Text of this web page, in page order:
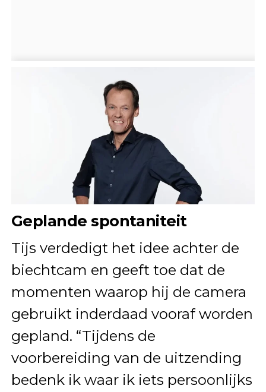
Geplande spontaniteit
Tijs verdedigt het idee achter de
biechtcam en geeft toe dat de
momenten waarop hij de camera
gebruikt inderdaad vooraf worden
gepland. “Tijdens de
voorbereiding van de uitzending
bedenk ik waar ik iets persoonlijks